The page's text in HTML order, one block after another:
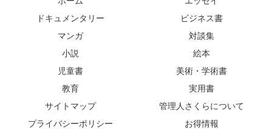
ドキュメンタリー
ビジネス書
マンガ
対談集
小説
絵本
児童書
美術・学術書
教育
実用書
サイトマップ
管理人さくらについて
プライバシーポリシー
お得情報